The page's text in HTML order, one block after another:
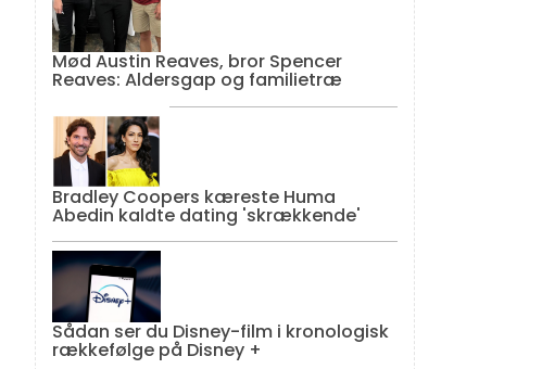
Mød Austin Reaves, bror Spencer
Reaves: Aldersgap og familietræ
Bradley Coopers kæreste Huma
Abedin kaldte dating 'skrækkende'
Sådan ser du Disney-film i kronologisk
rækkefølge på Disney +